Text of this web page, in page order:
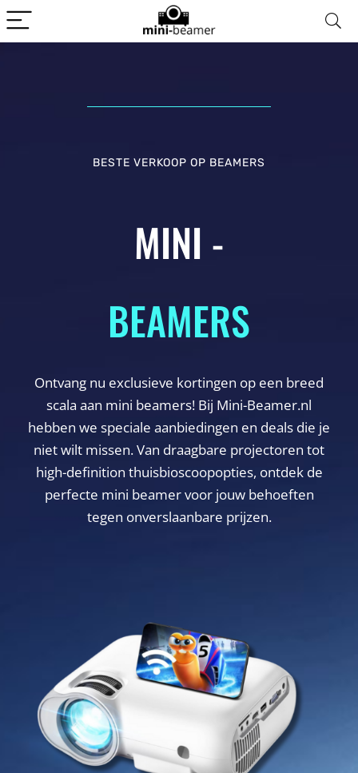
BESTE VERKOOP OP BEAMERS
MINI -
BEAMERS
Ontvang nu exclusieve kortingen op een breed
scala aan mini beamers! Bij Mini-Beamer.nl
hebben we speciale aanbiedingen en deals die je
niet wilt missen. Van draagbare projectoren tot
high-definition thuisbioscoopopties, ontdek de
perfecte mini beamer voor jouw behoeften
tegen onverslaanbare prijzen.